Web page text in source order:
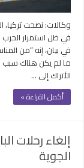
وكالات: نصحت تركيا،
في ظل استمرار
في بيان، إنه “من
ما لم يكن هناك سبب
الأتراك إلى …
أكمل القراءة »
إلغاء رحلات
الجوية